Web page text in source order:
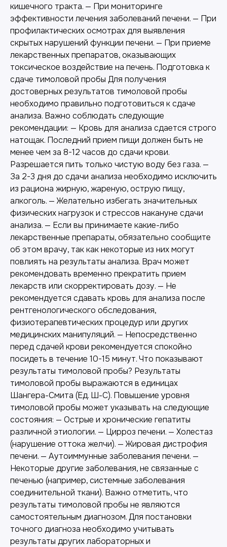
кишечного тракта. — При мониторинге
эффективности лечения заболеваний печени. — При
профилактических осмотрах для выявления
скрытых нарушений функции печени. — При приеме
лекарственных препаратов, оказывающих
токсическое воздействие на печень. Подготовка к
сдаче тимоловой пробы Для получения
достоверных результатов тимоловой пробы
необходимо правильно подготовиться к сдаче
анализа. Важно соблюдать следующие
рекомендации: — Кровь для анализа сдается строго
натощак. Последний прием пищи должен быть не
менее чем за 8-12 часов до сдачи крови.
Разрешается пить только чистую воду без газа. —
За 2-3 дня до сдачи анализа необходимо исключить
из рациона жирную, жареную, острую пищу,
алкоголь. — Желательно избегать значительных
физических нагрузок и стрессов накануне сдачи
анализа. — Если вы принимаете какие-либо
лекарственные препараты, обязательно сообщите
об этом врачу, так как некоторые из них могут
повлиять на результаты анализа. Врач может
рекомендовать временно прекратить прием
лекарств или скорректировать дозу. — Не
рекомендуется сдавать кровь для анализа после
рентгенологического обследования,
физиотерапевтических процедур или других
медицинских манипуляций. — Непосредственно
перед сдачей крови рекомендуется спокойно
посидеть в течение 10-15 минут. Что показывают
результаты тимоловой пробы? Результаты
тимоловой пробы выражаются в единицах
Шангера-Смита (Ед. Ш-С). Повышение уровня
тимоловой пробы может указывать на следующие
состояния: — Острые и хронические гепатиты
различной этиологии. — Цирроз печени. — Холестаз
(нарушение оттока желчи). — Жировая дистрофия
печени. — Аутоиммунные заболевания печени. —
Некоторые другие заболевания, не связанные с
печенью (например, системные заболевания
соединительной ткани). Важно отметить, что
результаты тимоловой пробы не являются
самостоятельным диагнозом. Для постановки
точного диагноза необходимо учитывать
результаты других лабораторных и